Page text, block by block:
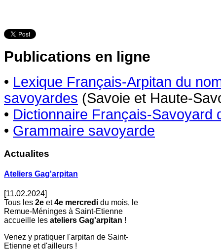
Publications en ligne
• Lexique Français-Arpitan du
savoyardes (Savoie et Haute-
• Dictionnaire Français-Savoyard
• Grammaire savoyarde
Actualites
Ateliers Gag'arpitan
[11.02.2024]
Tous les 2e et4e mercredi du mois, le
Remue-Méninges à Saint-Etienne
accueille les ateliers Gag'arpitan !
Venez y pratiquer l'arpitan de Saint-
Etienne et d'ailleurs !